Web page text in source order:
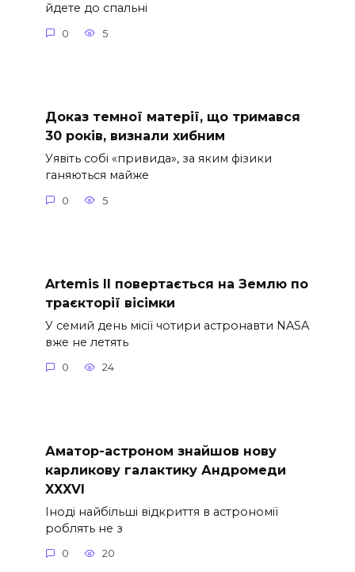
йдете до спальні
0 5
Доказ темної матерії, що тримався
30 років, визнали хибним
Уявіть собі «привида», за яким фізики
ганяються майже
0 5
Artemis II повертається на Землю по
траєкторії вісімки
У семий день місії чотири астронавти NASA
вже не летять
0 24
Аматор-астроном знайшов нову
карликову галактику Андромеди
XXXVI
Іноді найбільші відкриття в астрономії
роблять не з
0 20